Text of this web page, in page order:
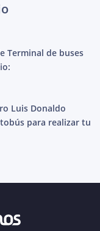
Terminal de buses
Luis Donaldo
para realizar tu